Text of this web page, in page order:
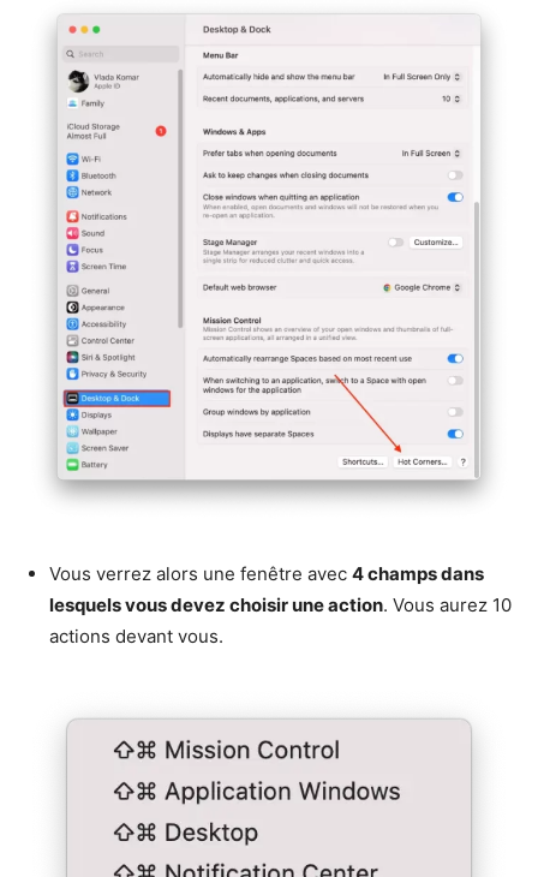
Vous verrez alors une fenêtre avec 4 champs dans
lesquels vous devez choisir une action. Vous aurez 10
actions devant vous.